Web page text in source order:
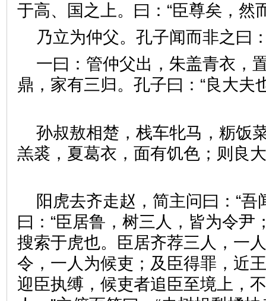
于高、国之上。曰：“臣尊矣
乃立为仲父。孔子闻而非之
一曰：管仲父出，朱盖青衣，
鼎，家有三归。孔子曰：“良大
孙叔敖相楚，栈车牝马，粝饭
羔裘，夏葛衣，面有饥色；则良
阳虎去齐走赵，简主问曰：“吾
曰：“臣居鲁，树三人，皆为令尹
搜索于虎也。臣居齐荐三人，一
令，一人为候吏；及臣得罪，近
迎臣执缚，候吏者追臣至境上，